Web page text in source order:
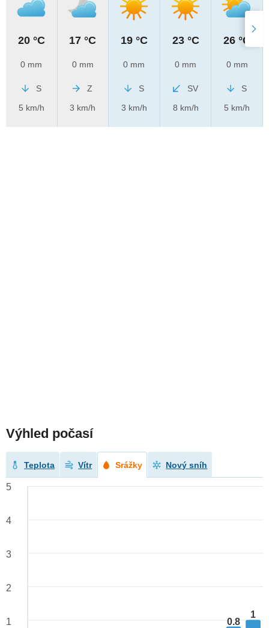
20 °C
0 mm
S
5 km/h
17 °C
0 mm
Z
3 km/h
19 °C
0 mm
S
3 km/h
23 °C
0 mm
SV
8 km/h
26 °C
0 mm
S
5 km/h
Výhled počasí
Teplota Vítr Srážky Nový sníh
0.8
1
5
4
3
2
1